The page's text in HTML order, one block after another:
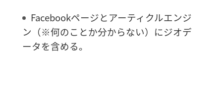
Facebookページとアーティクルエンジ
ン（※何のことか分からない）にジオデ
ータを含める。